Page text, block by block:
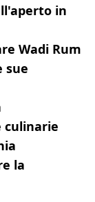
in
Wadi Rum
sue
culinarie
la